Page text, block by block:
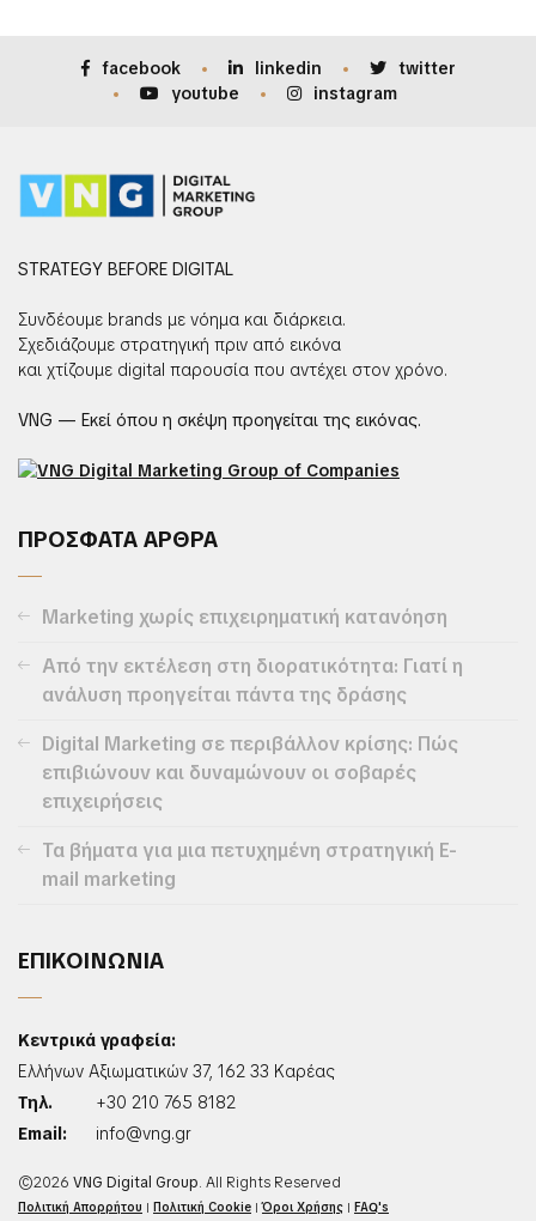
facebook linkedin
twitter
youtube
instagram
STRATEGY BEFORE DIGITAL
Συνδέουμε brands με νόημα και διάρκεια.
Σχεδιάζουμε στρατηγική πριν από εικόνα
και χτίζουμε digital παρουσία που αντέχει στον χρόνο.
VNG — Εκεί όπου η σκέψη προηγείται της εικόνας.
ΠΡΟΣΦΑΤΑ ΑΡΘΡΑ
Marketing χωρίς επιχειρηματική κατανόηση
Από την εκτέλεση στη διορατικότητα: Γιατί η
ανάλυση προηγείται πάντα της δράσης
Digital Marketing σε περιβάλλον κρίσης: Πώς
επιβιώνουν και δυναμώνουν οι σοβαρές
επιχειρήσεις
Τα βήματα για μια πετυχημένη στρατηγική E-
mail marketing
ΕΠΙΚΟΙΝΩΝΙΑ
Κεντρικά γραφεία:
Ελλήνων Αξιωματικών 37, 162 33 Καρέας
Τηλ.
+30 210 765 8182
Email:
info@vng.gr
©2026 VNG Digital Group. All Rights Reserved
Πολιτική Απορρήτου | Πολιτική Cookie |Όροι Χρήσης | FAQ's